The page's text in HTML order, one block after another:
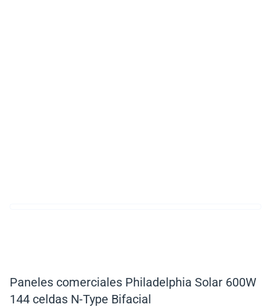
Paneles comerciales Philadelphia Solar 600W
144 celdas N-Type Bifacial